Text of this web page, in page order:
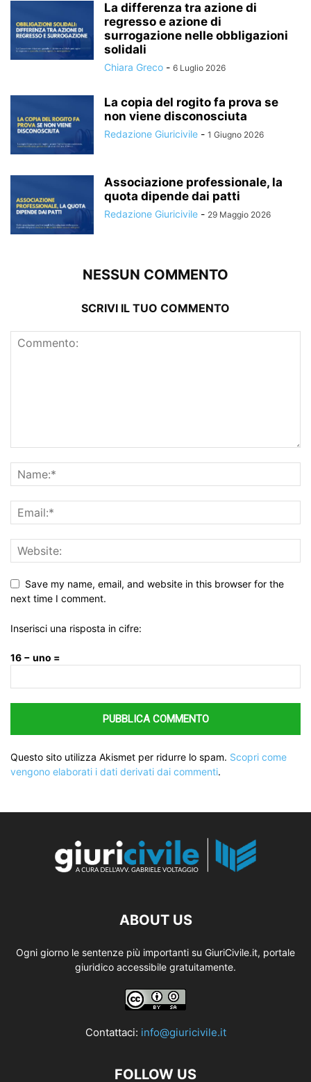
La differenza tra azione di
regresso e azione di
surrogazione nelle obbligazioni
solidali
Chiara Greco - 6 Luglio 2026
La copia del rogito fa prova se
non viene disconosciuta
Redazione Giuricivile - 1 Giugno 2026
Associazione professionale, la
quota dipende dai patti
Redazione Giuricivile - 29 Maggio 2026
NESSUN COMMENTO
SCRIVI IL TUO COMMENTO
Save my name, email, and website in this browser for the
next time I comment.
Inserisci una risposta in cifre:
16 − uno =
Questo sito utilizza Akismet per ridurre lo spam. Scopri come
vengono elaborati i dati derivati dai commenti.
ABOUT US
Ogni giorno le sentenze più importanti su GiuriCivile.it, portale
giuridico accessibile gratuitamente.
Contattaci: info@giuricivile.it
FOLLOW US